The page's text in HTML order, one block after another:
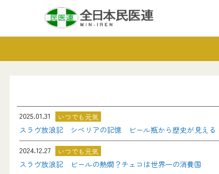
2025.01.31 いつでも元気
スラヴ放浪記 シベリアの記憶 ビール瓶から歴史が見える
2024.12.27
いつでも元気
スラヴ放浪記 ビールの熱燗？チェコは世界一の消費国